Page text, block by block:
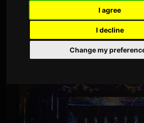
I agree
I decline
Change my
Godišnji događaj Hatsune Miku
obići će tri japanska grada 2026.